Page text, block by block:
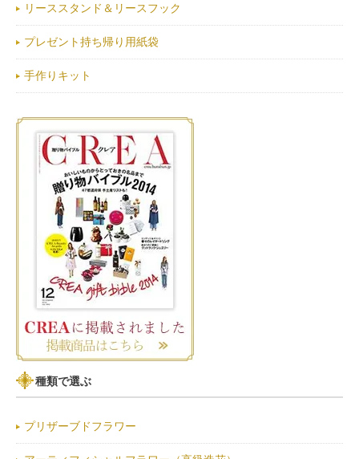
リーススタンド＆リースフック
プレゼント持ち帰り用紙袋
手作りキット
種類で選ぶ
プリザーブドフラワー